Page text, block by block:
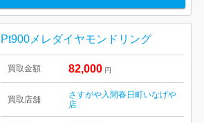
Pt900メレダイヤモンドリング
買取金額 82,000 円
買取店舗
さすがや入間春日町いなげや
店